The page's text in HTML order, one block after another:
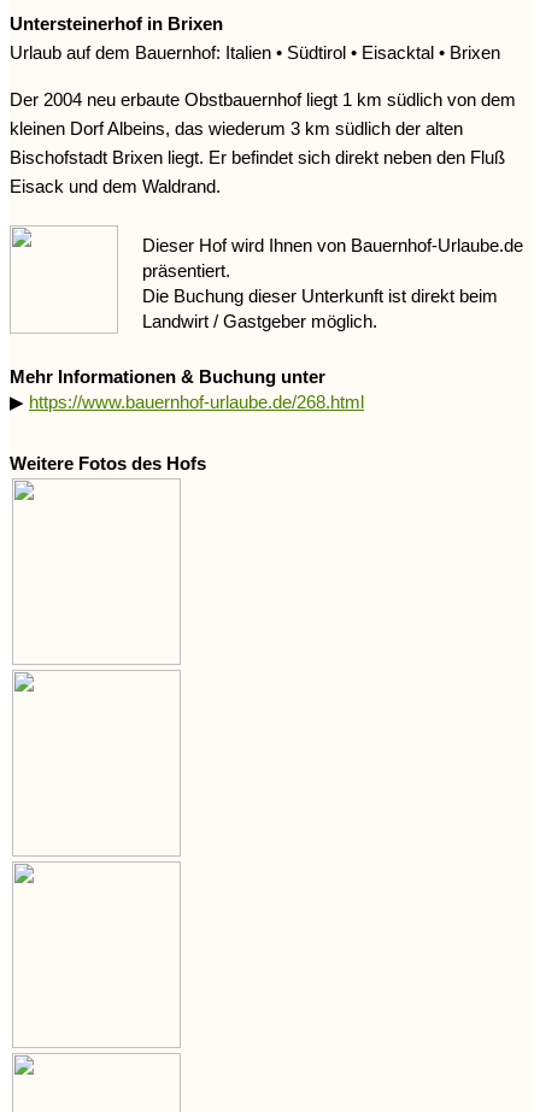
Untersteinerhof in Brixen
Urlaub auf dem Bauernhof: Italien • Südtirol • Eisacktal • Brixen
Der 2004 neu erbaute Obstbauernhof liegt 1 km südlich von dem
kleinen Dorf Albeins, das wiederum 3 km südlich der alten
Bischofstadt Brixen liegt. Er befindet sich direkt neben den Fluß
Eisack und dem Waldrand.
Dieser Hof wird Ihnen von Bauernhof-Urlaube.de
präsentiert.
Die Buchung dieser Unterkunft ist direkt beim
Landwirt / Gastgeber möglich.
Mehr Informationen & Buchung unter
▶ https://www.bauernhof-urlaube.de/268.html
Weitere Fotos des Hofs